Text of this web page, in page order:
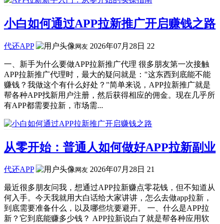
小白如何通过APP拉新推广开启赚钱之路
代还APP 网友 2026年07月28日 22
一、新手为什么要做APP拉新推广代理 很多朋友第一次接触
APP拉新推广代理时，最大的疑问就是："这东西到底能不能
赚钱？我做这个有什么好处？"简单来说，APP拉新推广就是
帮各种APP找新用户注册，然后获得相应的佣金。现在几乎所
有APP都需要拉新，市场需...
从零开始：普通人如何做好APP拉新副业
代还APP 网友 2026年07月28日 21
最近很多朋友问我，想通过APP拉新赚点零花钱，但不知道从
何入手。今天我就用大白话给大家讲讲，怎么去做app拉新，
到底需要准备什么，以及哪些坑要避开。 一、什么是APP拉
新？它到底能赚多少钱？ APP拉新说白了就是帮各种应用软